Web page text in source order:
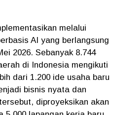
melalui
AI yang berlangsung
2026. Sebanyak 8.744
di Indonesia mengikuti
dari 1.200 ide usaha baru
bisnis nyata dan
diproyeksikan akan